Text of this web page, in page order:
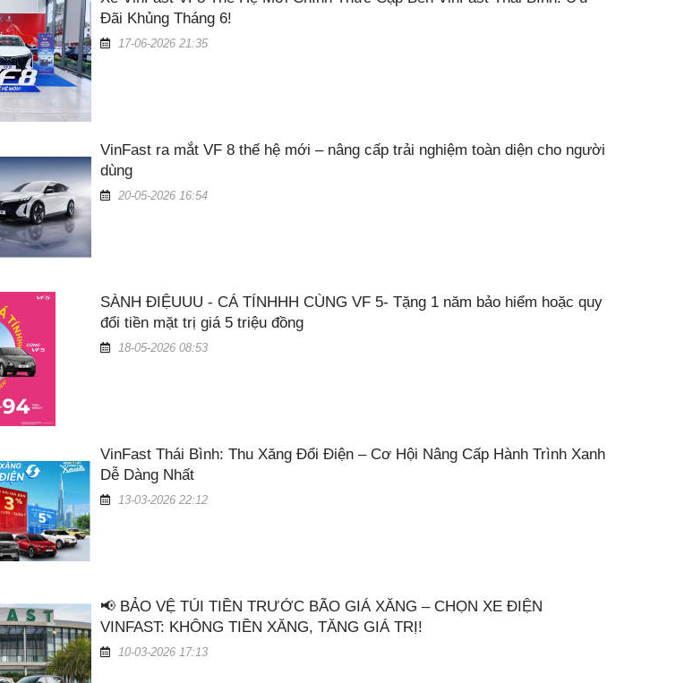
Đãi Khủng Tháng 6!
17-06-2026 21:35
VinFast ra mắt VF 8 thế hệ mới – nâng cấp trải nghiệm toàn diện cho người
dùng
20-05-2026 16:54
SÀNH ĐIỆUUU - CÁ TÍNHHH CÙNG VF 5- Tặng 1 năm bảo hiểm hoặc quy
đổi tiền mặt trị giá 5 triệu đồng
18-05-2026 08:53
VinFast Thái Bình: Thu Xăng Đổi Điện – Cơ Hội Nâng Cấp Hành Trình Xanh
Dễ Dàng Nhất
13-03-2026 22:12
📢 BẢO VỆ TÚI TIỀN TRƯỚC BÃO GIÁ XĂNG – CHỌN XE ĐIỆN
VINFAST: KHÔNG TIỀN XĂNG, TĂNG GIÁ TRỊ!
10-03-2026 17:13